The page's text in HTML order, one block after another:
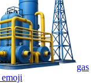
gas
emoji